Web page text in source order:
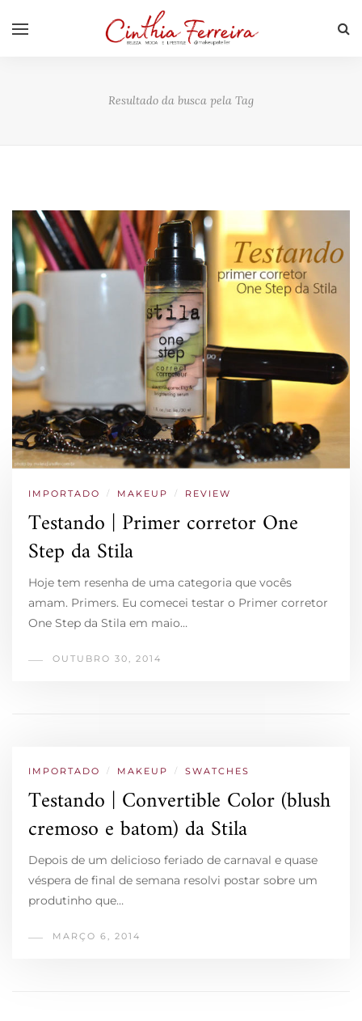
Resultado da busca pela Tag
IMPORTADO / MAKEUP / REVIEW
Testando | Primer corretor One
Step da Stila
Hoje tem resenha de uma categoria que vocês
amam. Primers. Eu comecei testar o Primer corretor
One Step da Stila em maio…
OUTUBRO 30, 2014
IMPORTADO / MAKEUP / SWATCHES
Testando | Convertible Color (blush
cremoso e batom) da Stila
Depois de um delicioso feriado de carnaval e quase
véspera de final de semana resolvi postar sobre um
produtinho que…
MARÇO 6, 2014